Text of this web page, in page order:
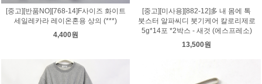
[중고][반품NO][768-14]F사이즈 화이트
세일레카라 레이온혼용 상의 (***)
4,400원
[중고][미사용][882-12]多 내 몸에 톡
붓스터 알파씨디 붓기케어 칼로리제로
5g*14포 *2박스 - 새것 (에스프레소)
13,500원